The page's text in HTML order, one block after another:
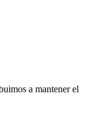
a mantener el